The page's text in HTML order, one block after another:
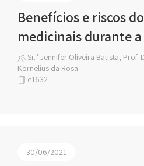
Benefícios e riscos
medicinais durante
Sr.ª Jennifer Oliveira Batista, Prof.
Kornelius da Rosa
e1632
30/06/2021